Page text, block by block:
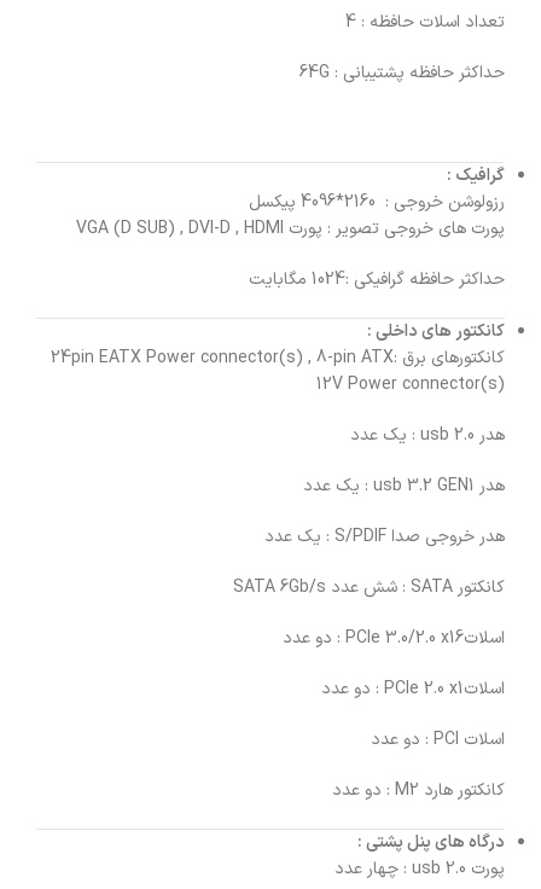
تعداد اسلات حافظه : 4
حداکثر حافظه پشتیبانی : 64G
گرافیک :
رزولوشن خروجی : 2160*4096
پیکسل
پورت های خروجی تصویر : پورت VGA (D SUB) , DVI-D , HDMI
حداکثر حافظه گرافیکی :1024 مگابایت
کانکتور های داخلی:
کانکتورهای برق :24pin EATX Power connector(s) , 8-pin ATX
12V Power connector(s)
هدر usb 2.0 : یک عدد
هدر usb 3.2 GEN1 : یک عدد
هدر خروجی صدا S/PDIF : یک عدد
کانکتور SATA : شش عدد SATA 6Gb/s
اسلاتPCIe 3.0/2.0 x16 : دو عدد
اسلاتPCIe 2.0 x1 : دو عدد
اسلات PCI : دو عدد
کانکتور هارد M2 : دو عدد
درگاه های پنل پشتی:
پورت usb 2.0 : چهار عدد